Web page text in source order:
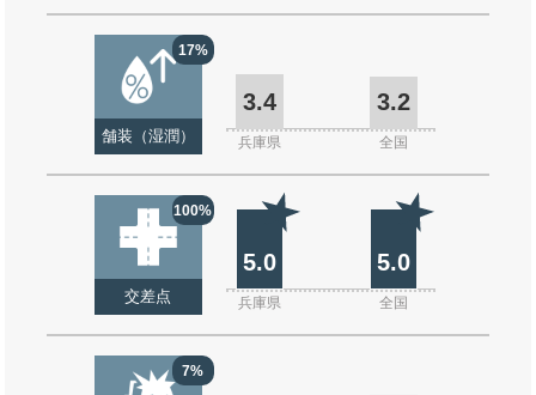
17%
舗装（湿潤）
3.4 3.2
兵庫県 全国
100%
交差点
5.0 5.0
兵庫県 全国
7%